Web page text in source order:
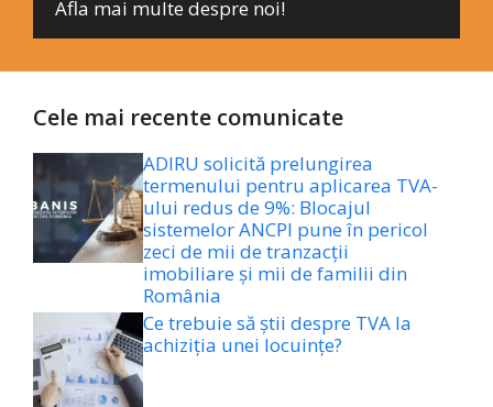
Afla mai multe despre noi!
Cele mai recente comunicate
ADIRU solicită prelungirea
termenului pentru aplicarea TVA-
ului redus de 9%: Blocajul
sistemelor ANCPI pune în pericol
zeci de mii de tranzacții
imobiliare și mii de familii din
România
Ce trebuie să știi despre TVA la
achiziția unei locuințe?